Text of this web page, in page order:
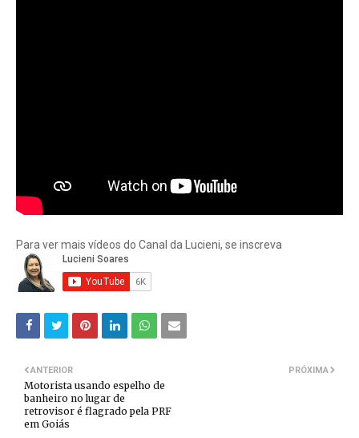
Para ver mais vídeos do Canal da Lucieni, se inscreva
PRÓXIMA
ANTERIOR
Motorista usando espelho de
banheiro no lugar de
retrovisor é flagrado pela PRF
em Goiás